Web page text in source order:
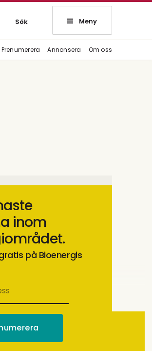
Sök Meny
Prenumerera Annonsera Om oss
inom
på Bioenergis